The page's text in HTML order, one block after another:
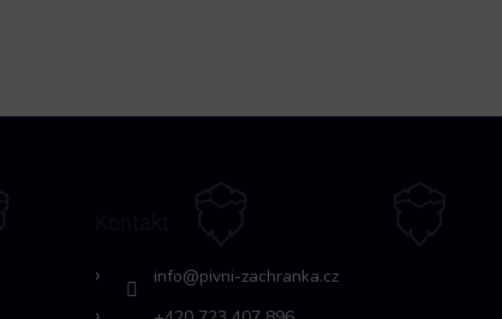
info@pivni-zachranka.cz